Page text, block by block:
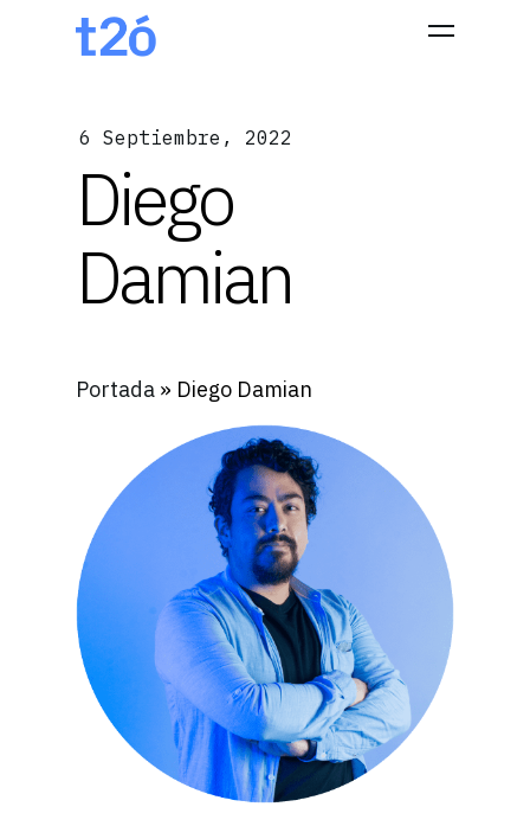
6 Septiembre, 2022
Diego
Damian
Portada » Diego Damian